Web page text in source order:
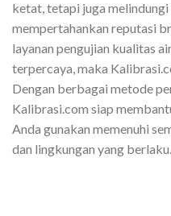
ketat, tetapi juga melindungi
mempertahankan reputasi
layanan pengujian kualitas
terpercaya, maka
Dengan berbagai metode
Kalibrasi.com siap
Anda gunakan memenuhi
dan lingkungan yang berlaku.